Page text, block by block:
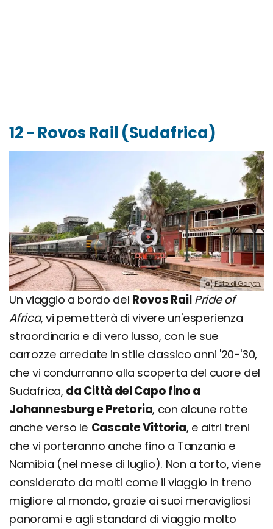
12 - Rovos Rail (Sudafrica)
Foto di Garyth.
Un viaggio a bordo del Rovos Rail Pride of
Africa, vi pemetterà di vivere un'esperienza
straordinaria e di vero lusso, con le sue
carrozze arredate in stile classico anni '20-'30,
che vi condurranno alla scoperta del cuore del
Sudafrica, da Città del Capo fino a
Johannesburg e Pretoria, con alcune rotte
anche verso le Cascate Vittoria, e altri treni
che vi porteranno anche fino a Tanzania e
Namibia (nel mese di luglio). Non a torto, viene
considerato da molti come il viaggio in treno
migliore al mondo, grazie ai suoi meravigliosi
panorami e agli standard di viaggio molto